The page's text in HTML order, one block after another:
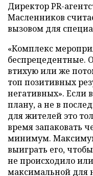
Директор PR-
Масленников
вызовом для
«Комплекс
беспрецедентные.
втихую или же
топ позитивных
негативных». Если
плану, а не в
для жителей это
время запаковать
минимум.
выиграть его,
не происходило
максимальной для